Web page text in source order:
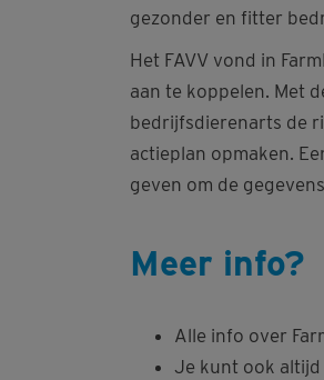
gezonder en fitter
Het FAVV vond in
aan te koppelen. Met
bedrijfsdierenarts de
actieplan opmaken.
geven om de
Meer info?
Alle info over
Je kunt ook altijd